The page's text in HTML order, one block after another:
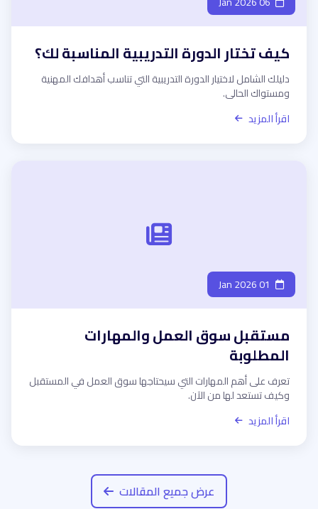
كيف تختار الدورة التدريبية المناسبة لك؟
دليلك الشامل لاختيار الدورة التدريبية التي تناسب أهدافك المهنية
ومستواك الحالي.
اقرأ المزيد
مستقبل سوق العمل والمهارات
المطلوبة
تعرف على أهم المهارات التي سيحتاجها سوق العمل في المستقبل
وكيف تستعد لها من الآن.
اقرأ المزيد
عرض جميع المقالات